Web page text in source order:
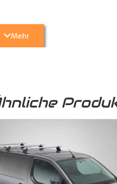
Das von uns
Verbindung:Die
und mittels
Mehr